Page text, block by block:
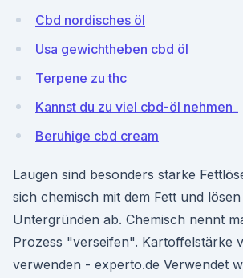
Cbd nordisches öl
Usa gewichtheben cbd öl
Terpene zu thc
Kannst du zu viel cbd-öl nehmen_
Beruhige cbd cream
Laugen sind besonders starke
sich chemisch mit dem Fett und
Untergründen ab. Chemisch nennt
Prozess "verseifen". Kartoffelstärke
verwenden - experto.de Verwendet